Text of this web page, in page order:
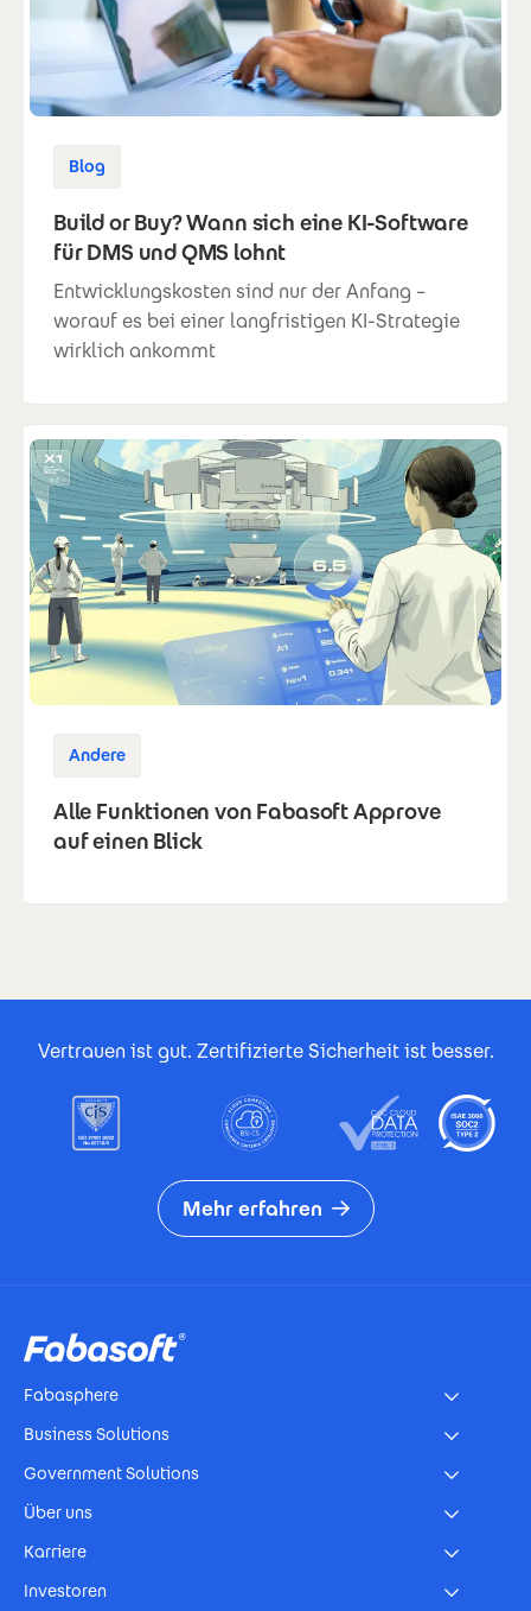
Blog
Build or Buy? Wann sich eine KI-Software
für DMS und QMS lohnt
Entwicklungskosten sind nur der Anfang –
worauf es bei einer langfristigen KI-Strategie
wirklich ankommt
Andere
Alle Funktionen von Fabasoft Approve
auf einen Blick
Vertrauen ist gut. Zertifizierte Sicherheit ist besser.
Mehr erfahren
Fabasphere
Business Solutions
Government Solutions
Über uns
Karriere
Investoren